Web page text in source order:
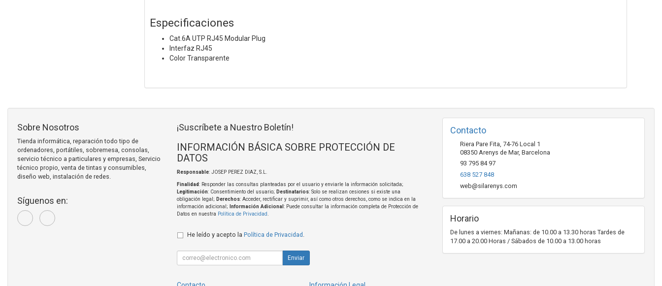
Especificaciones
Cat.6A UTP RJ45 Modular Plug
Interfaz RJ45
Color Transparente
Sobre Nosotros
Tienda informática, reparación todo tipo de
ordenadores, portátiles, sobremesa, consolas,
servicio técnico a particulares y empresas, Servicio
técnico propio, venta de tintas y consumibles,
diseño web, instalación de redes.
Síguenos en:
¡Suscríbete a Nuestro Boletín!
INFORMACIÓN BÁSICA SOBRE PROTECCIÓN DE
DATOS
Responsable: JOSEP PEREZ DIAZ, S.L.
Finalidad: Responder las consultas planteadas por el usuario y enviarle la información solicitada;
Legitimación: Consentimiento del usuario; Destinatarios: Solo se realizan cesiones si existe una
obligación legal; Derechos: Acceder, rectificar y suprimir, así como otros derechos, como se indica en la
información adicional;
Información Adicional : Puede consultar la información completa de Protección de
Datos en nuestra Política de Privacidad.
He leído y acepto la Política de Privacidad .
Enviar
Contacto
Riera Pare Fita, 74-76 Local 1
08350 Arenys de Mar, Barcelona
93 795 84 97
638 527 848
web@silarenys.com
Horario
De lunes a viernes: Mañanas: de 10.00 a 13.30 horas Tardes de
17.00 a 20.00 Horas / Sábados de 10.00 a 13.00 horas